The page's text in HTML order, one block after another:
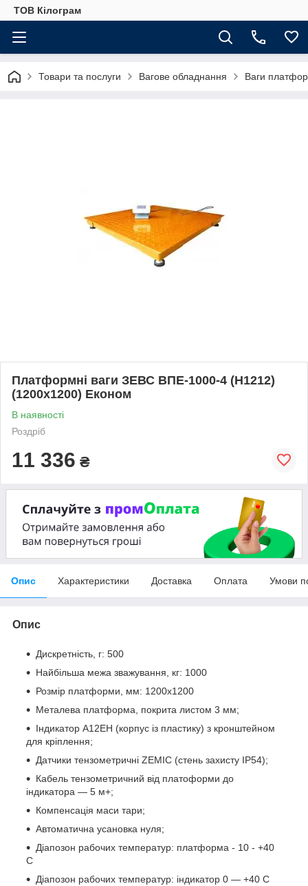
ТОВ Кілограм
Товари та послуги Вагове обладнання Ваги
Платформні ваги ЗЕВС ВПЕ-1000-4 (H1212)
(1200х1200) Економ
В наявності
Роздріб
11 336 ₴
Опис Характеристики Доставка Оплата Умови
Опис
Дискретність, г: 500
Найбільша межа зважування, кг: 1000
Розмір платформи, мм: 1200х1200
Металева платформа, покрита листом 3 мм;
Індикатор A12ЕН (корпус із пластику) з кронштейном
для кріплення;
Датчики тензометричні ZEMIC (стень захисту IP54);
Кабель тензометричний від платоформи до
індикатора — 5 м+;
Компенсація маси тари;
Автомaтична усaновка нуля;
Діапозoн рабочих температур: платформа - 10 - +40
С
Діапoзон рабочих температур: індикатор 0 — +40 С